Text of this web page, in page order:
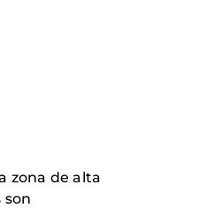
zona de alta
son